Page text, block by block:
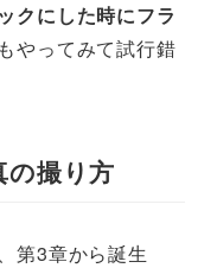
クにした時にフラ
やってみて試行錯
撮り方
第3章から誕生